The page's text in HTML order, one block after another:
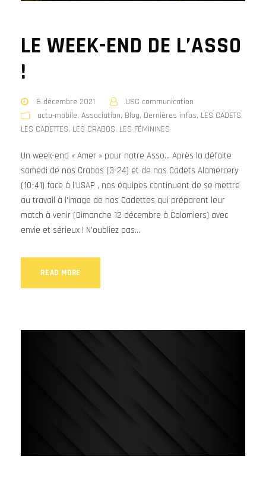
LE WEEK-END DE L’ASSO
!
6 décembre 2021
USC communication
actu-mobile, Association, Blog, Dernières infos, LES CADETS,
LES CADETTES, LES CRABOS, LES FÉMININES
Un week-end « Amer » pour notre Asso… Après la défaite
samedi de nos Crabos (3-24) et de nos Cadets Alamercery
(10-41) face à l’USAP , nos équipes continuent de se mettre
au travail à l’image de nos Cadettes qui préparent leur
match à venir (Dimanche 12 décembre à Colomiers) avec
envie et sérieux ! N’oubliez pas...
READ MORE